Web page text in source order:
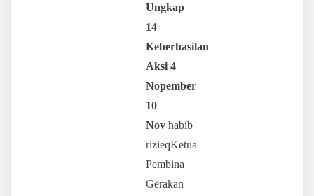
Ungkap
14
Keberhasilan
Aksi 4
Nopember
10
Novhabib
rizieqKetua
Pembina
Gerakan